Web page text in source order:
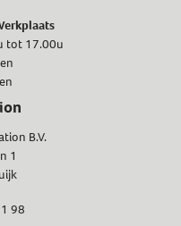
tot 17.00u
B.V.
1
98